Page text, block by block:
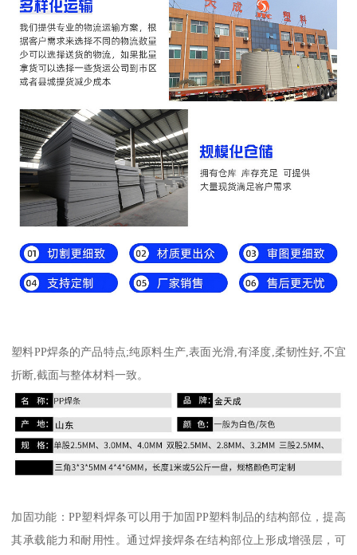
塑料PP焊条的产品特点;纯原料生产,表面光滑,有泽度,柔韧性好,不宜
折断,截面与整体材料一致。
加固功能：PP塑料焊条可以用于加固PP塑料制品的结构部位，提高
其承载能力和耐用性。通过焊接焊条在结构部位上形成增强层，可